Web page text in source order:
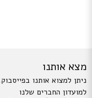
מצא אותנו
ניתן למצוא אותנו
למועדון החברים שלנו